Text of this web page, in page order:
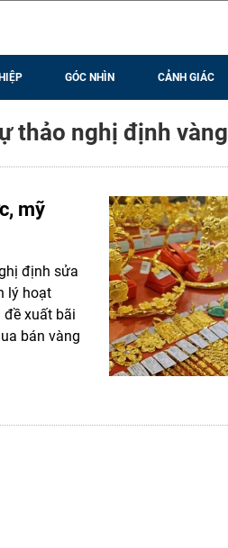
GÓC NHÌN CẢNH GIÁC
thảo nghị định vàng
mỹ
định sửa
lý hoạt
xuất bãi
bán vàng